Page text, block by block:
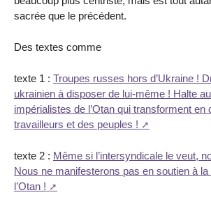
sacrée que le précédent.
Des textes comme
texte 1 : Troupes russes hors d’Ukraine !
ukrainien à disposer de lui-même ! Halte
impérialistes de l’Otan qui transforment en
travailleurs et des peuples !
texte 2 : Même si l’intersyndicale le veut,
Nous ne manifesterons pas en soutien à la
l’Otan !